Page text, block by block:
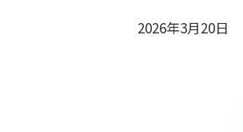
2026年3月20日